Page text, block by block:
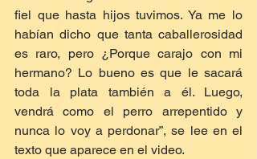
fiel que hasta hijos tuvimos. Ya me lo
habían dicho que tanta caballerosidad
es raro, pero ¿Porque carajo con mi
hermano? Lo bueno es que le sacará
toda la plata también a él. Luego,
vendrá como el perro arrepentido y
nunca lo voy a perdonar”, se lee en el
texto que aparece en el video.